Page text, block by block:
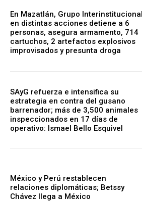
En Mazatlán, Grupo Interinstitucional
en distintas acciones detiene a 6
personas, asegura armamento, 714
cartuchos, 2 artefactos explosivos
improvisados y presunta droga
SAyG refuerza e intensifica su
estrategia en contra del gusano
barrenador; más de 3,500 animales
inspeccionados en 17 días de
operativo: Ismael Bello Esquivel
México y Perú restablecen
relaciones diplomáticas; Betssy
Chávez llega a México